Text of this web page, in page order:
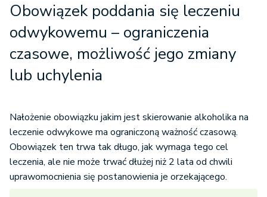
Obowiązek poddania się leczeniu
odwykowemu – ograniczenia
czasowe, możliwość jego zmiany
lub uchylenia
Nałożenie obowiązku jakim jest skierowanie alkoholika na
leczenie odwykowe ma ograniczoną ważność czasową.
Obowiązek ten trwa tak długo, jak wymaga tego cel
leczenia, ale nie może trwać dłużej niż 2 lata od chwili
uprawomocnienia się postanowienia je orzekającego.